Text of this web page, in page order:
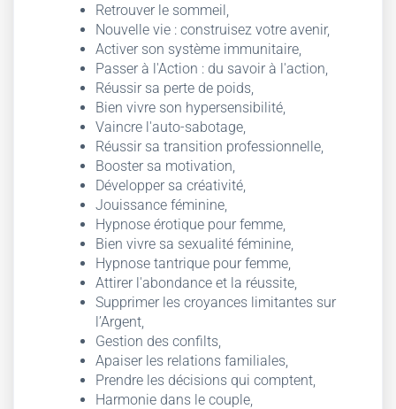
Retrouver le sommeil,
Nouvelle vie : construisez votre avenir,
Activer son système immunitaire,
Passer à l'Action : du savoir à l'action,
Réussir sa perte de poids,
Bien vivre son hypersensibilité,
Vaincre l'auto-sabotage,
Réussir sa transition professionnelle,
Booster sa motivation,
Développer sa créativité,
Jouissance féminine,
Hypnose érotique pour femme,
Bien vivre sa sexualité féminine,
Hypnose tantrique pour femme,
Attirer l'abondance et la réussite,
Supprimer les croyances limitantes sur
l’Argent,
Gestion des confilts,
Apaiser les relations familiales,
Prendre les décisions qui comptent,
Harmonie dans le couple,